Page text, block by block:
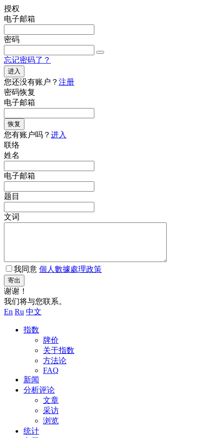
授权
电子邮箱
密码
忘记密码了？
进入
您还没有账户？ 注册
密码恢复
电子邮箱
恢复
您有账户吗？ 进入
联络
姓名
电子邮箱
题目
文词
我同意 個人數據處理政策
寄出
谢谢！
我们将与您联系。
En Ru 中文
指数
牌价
关于指数
方法论
FAQ
新闻
分析评论
文章
采访
浏览
统计